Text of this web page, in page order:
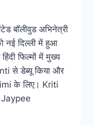
बॉलीवुड अभिनेत्री
नई दिल्ली में हुआ
फिल्मों में मुख्य
से डेब्यू किया और
के लिए। Kriti
Jaypee